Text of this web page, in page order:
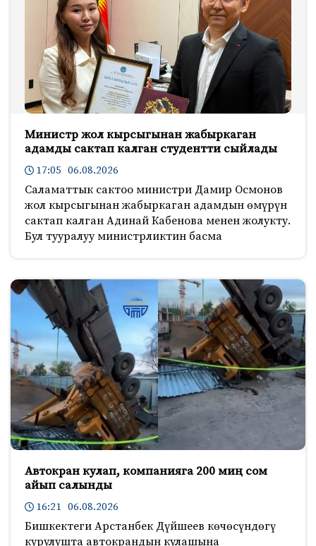
Министр жол кырсыгынан жабыркаган
адамды сактап калган студентти сыйлады
17:05 06.08.2026
Саламаттык сактоо министри Дамир Осмонов
жол кырсыгынан жабыркаган адамдын өмүрүн
сактап калган Адинай Кабенова менен жолукту.
Бул тууралуу министрликтин басма
Автокран кулап, компанияга 200 миң сом
айып салынды
16:21 06.08.2026
Бишкектеги Арстанбек Дүйшеев көчөсүндөгү
курулушта автокрандын кулашына